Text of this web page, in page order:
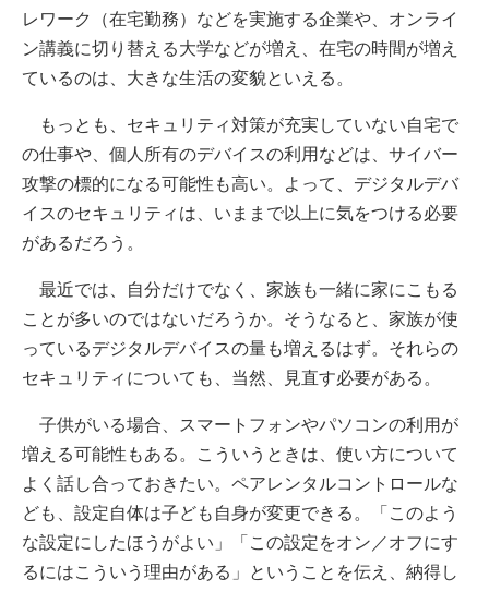
レワーク（在宅勤務）などを実施する企業や、オンライ
ン講義に切り替える大学などが増え、在宅の時間が増え
ているのは、大きな生活の変貌といえる。
もっとも、セキュリティ対策が充実していない自宅で
の仕事や、個人所有のデバイスの利用などは、サイバー
攻撃の標的になる可能性も高い。よって、デジタルデバ
イスのセキュリティは、いままで以上に気をつける必要
があるだろう。
最近では、自分だけでなく、家族も一緒に家にこもる
ことが多いのではないだろうか。そうなると、家族が使
っているデジタルデバイスの量も増えるはず。それらの
セキュリティについても、当然、見直す必要がある。
子供がいる場合、スマートフォンやパソコンの利用が
増える可能性もある。こういうときは、使い方について
よく話し合っておきたい。ペアレンタルコントロールな
ども、設定自体は子ども自身が変更できる。「このよう
な設定にしたほうがよい」「この設定をオン／オフにす
るにはこういう理由がある」ということを伝え、納得し